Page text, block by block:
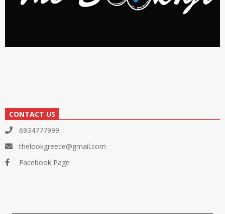
CONTACT US
6934777999
thelookgreece@gmail.com
Facebook Page